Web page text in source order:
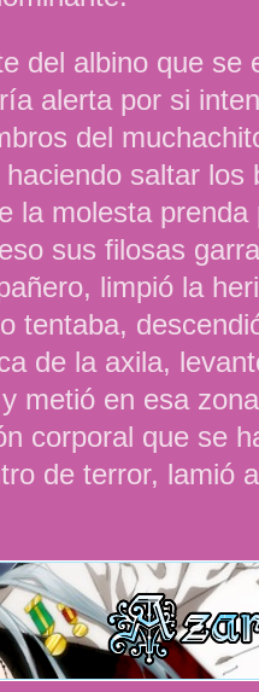
del albino que se
alerta por si
del
saltar los
la molesta
sus filosas
limpió la
tentaba,
de la axila,
metió en esa
corporal que se
de terror, lamió